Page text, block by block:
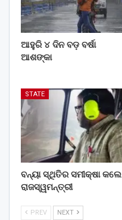
ଆହୁରି ୪ ଦିନ ବଡ଼ ବର୍ଷା
ଆଶଙ୍କା
STATE
ବନ୍ୟା ସ୍ଥିତିର ସମୀକ୍ଷା କଲେ
ରାଜସ୍ୱମନ୍ତ୍ରୀ
PREV NEXT